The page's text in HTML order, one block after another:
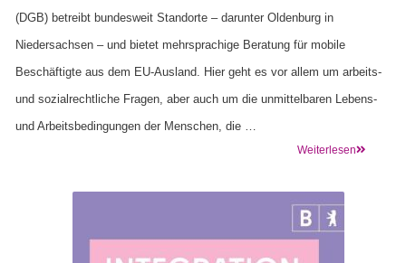
(DGB) betreibt bundesweit Standorte – darunter Oldenburg in
Niedersachsen – und bietet mehrsprachige Beratung für mobile
Beschäftigte aus dem EU-Ausland. Hier geht es vor allem um arbeits-
und sozialrechtliche Fragen, aber auch um die unmittelbaren Lebens-
und Arbeitsbedingungen der Menschen, die …
Weiterlesen